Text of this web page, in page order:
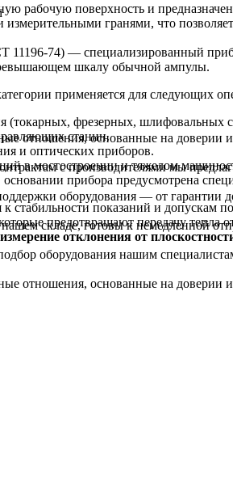
рабочую поверхность и
гранями, что
11196-74) — специализированный
шкалу обычной ампулы.
применяется для следующих
(токарных, фрезерных, шлифовальных
станин.
и оптических приборов.
в мостостроении и тяжелом
прибора предусмотрена
стабильности показаний и
предотвращают передачу
измерение отклонения от
отношения, основанные на доверии
с производителями мы
оборудования — от гарантии
складе, готовы к немедленной
оборудования нашим специалистам
отношения, основанные на доверии